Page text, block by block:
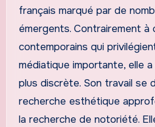
français marqué par de
émergents. Contrairement à
contemporains qui
médiatique importante, elle
plus discrète. Son travail se
recherche esthétique
la recherche de notoriété.